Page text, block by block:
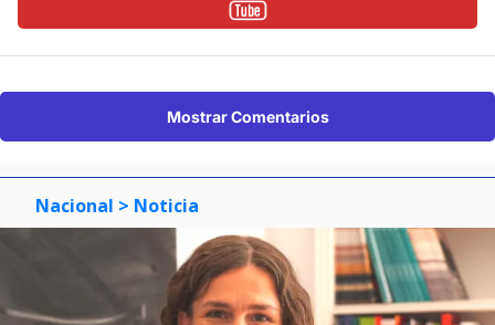
Mostrar Comentarios
Nacional > Noticia